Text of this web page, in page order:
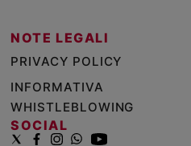
NOTE LEGALI
PRIVACY POLICY
INFORMATIVA
WHISTLEBLOWING
SOCIAL